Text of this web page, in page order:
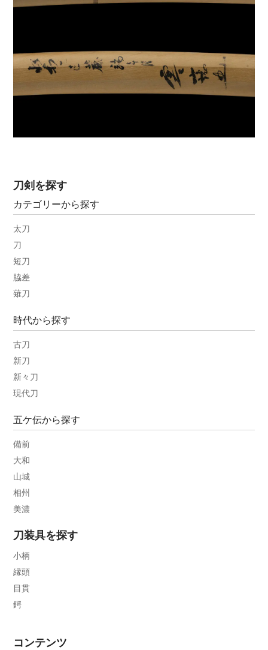
刀剣を探す
カテゴリーから探す
太刀
刀
短刀
脇差
薙刀
時代から探す
古刀
新刀
新々刀
現代刀
五ケ伝から探す
備前
大和
山城
相州
美濃
刀装具を探す
小柄
縁頭
目貫
鍔
コンテンツ